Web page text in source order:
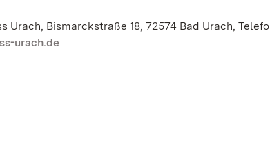
Urach, Bismarckstraße 18, 72574 Bad Urach,
urach.de